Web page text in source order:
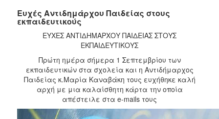
2022
2021
2019
2018
2017
2016
Ευχές Αντιδημάρχου Παιδείας στους
εκπαιδευτικούς
ΕΥΧΕΣ ΑΝΤΙΔΗΜΑΡΧΟΥ ΠΑΙΔΕΙΑΣ ΣΤΟΥΣ
ΕΚΠΑΙΔΕΥΤΙΚΟΥΣ
Πρώτη ημέρα σήμερα 1 Σεπτεμβρίου των
εκπαιδευτικών στα σχολεία και η Αντιδήμαρχος
Παιδείας κ.Μαρία Καναβάκη τους ευχήθηκε καλή
αρχή με μια καλαίσθητη κάρτα την οποία
απέστειλε στα e-mails τους